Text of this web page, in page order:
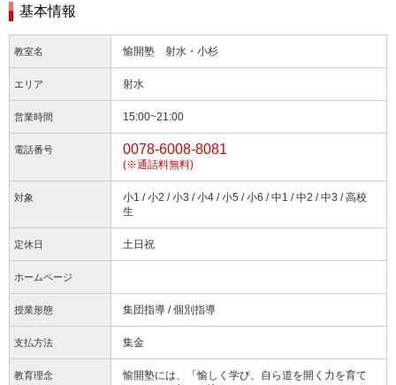
基本情報
教室名 愉開塾 射水・小杉
エリア 射水
営業時間 15:00~21:00
電話番号 0078-6008-8081
(※通話料無料)
対象
小1 / 小2 / 小3 / 小4 / 小5 / 小6 / 中1 / 中2 / 中3 / 高校
生
定休日 土日祝
ホームページ
授業形態 集団指導 / 個別指導
支払方法 集金
教育理念
愉開塾には、「愉しく学び、自ら道を開く力を育て